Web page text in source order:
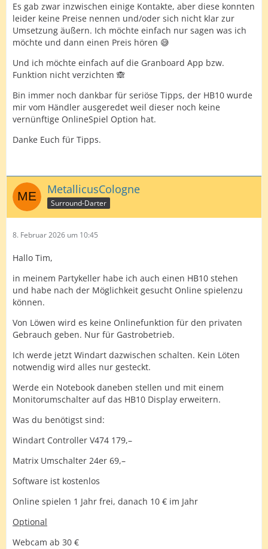
Es gab zwar inzwischen einige Kontakte, aber diese konnten
leider keine Preise nennen und/oder sich nicht klar zur
Umsetzung äußern. Ich möchte einfach nur sagen was ich
möchte und dann einen Preis hören 😅
Und ich möchte einfach auf die Granboard App bzw.
Funktion nicht verzichten 🙈
Bin immer noch dankbar für seriöse Tipps, der HB10 wurde
mir vom Händler ausgeredet weil dieser noch keine
vernünftige OnlineSpiel Option hat.
Danke Euch für Tipps.
MetallicusCologne
Surround-Darter
8. Februar 2026 um 10:45
Hallo Tim,
in meinem Partykeller habe ich auch einen HB10 stehen
und habe nach der Möglichkeit gesucht Online spielenzu
können.
Von Löwen wird es keine Onlinefunktion für den privaten
Gebrauch geben. Nur für Gastrobetrieb.
Ich werde jetzt Windart dazwischen schalten. Kein Löten
notwendig wird alles nur gesteckt.
Werde ein Notebook daneben stellen und mit einem
Monitorumschalter auf das HB10 Display erweitern.
Was du benötigst sind:
Windart Controller V474 179,–
Matrix Umschalter 24er 69,–
Software ist kostenlos
Online spielen 1 Jahr frei, danach 10 € im Jahr
Optional
Webcam ab 30 €